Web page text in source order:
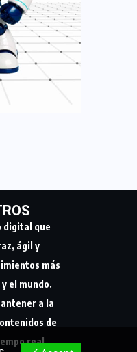
digital que
ágil y
más
el mundo.
a la
de
real.